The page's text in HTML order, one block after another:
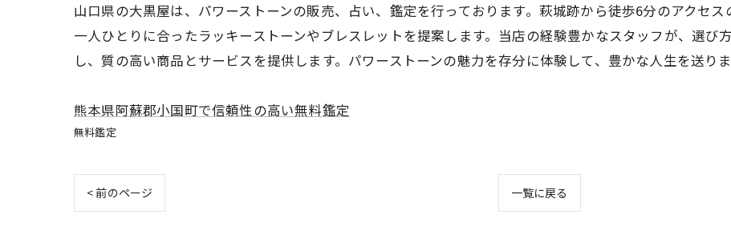
山口県の大黒屋は、パワーストーンの販売、占い、鑑定を行っております。萩城跡から徒歩6分のアクセ
一人ひとりに合ったラッキーストーンやブレスレットを提案します。当店の経験豊かなスタッフが、選び
し、質の高い商品とサービスを提供します。パワーストーンの魅力を存分に体験して、豊かな人生を送りま
熊本県阿蘇郡小国町で信頼性の高い無料鑑定
無料鑑定
< 前のページ 一覧に戻る